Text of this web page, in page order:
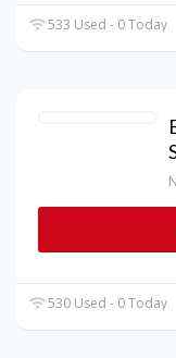
533 Used - 0 Today
530 Used - 0 Today